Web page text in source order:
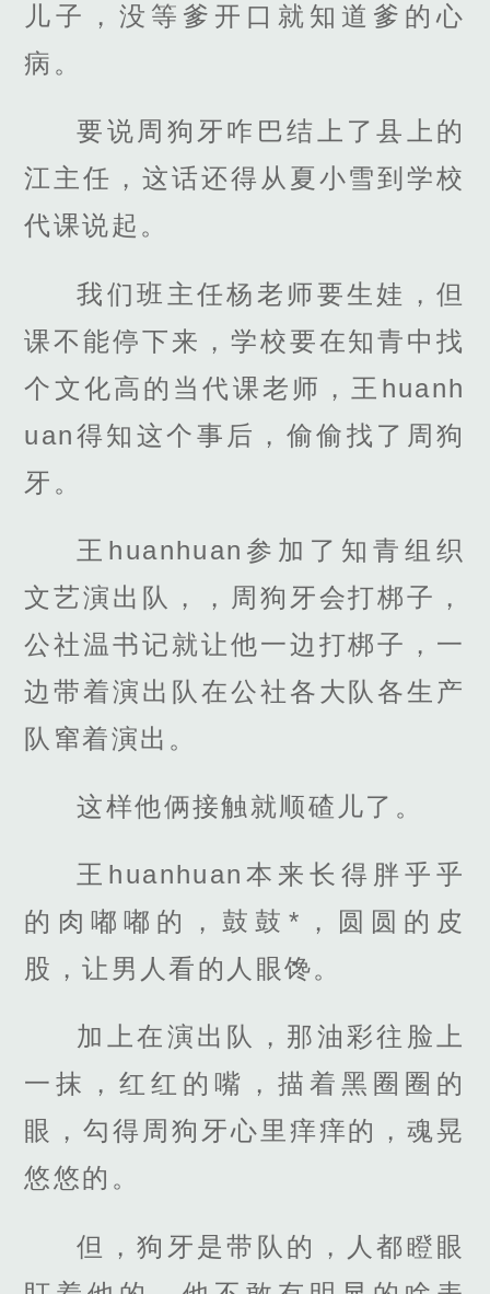
儿子，没等爹开口就知道爹的心
病。
要说周狗牙咋巴结上了县上的
江主任，这话还得从夏小雪到学校
代课说起。
我们班主任杨老师要生娃，但
课不能停下来，学校要在知青中找
个文化高的当代课老师，王huanh
uan得知这个事后，偷偷找了周狗
牙。
王huanhuan参加了知青组织
文艺演出队，，周狗牙会打梆子，
公社温书记就让他一边打梆子，一
边带着演出队在公社各大队各生产
队窜着演出。
这样他俩接触就顺碴儿了。
王huanhuan本来长得胖乎乎
的肉嘟嘟的，鼓鼓*，圆圆的皮
股，让男人看的人眼馋。
加上在演出队，那油彩往脸上
一抹，红红的嘴，描着黑圈圈的
眼，勾得周狗牙心里痒痒的，魂晃
悠悠的。
但，狗牙是带队的，人都瞪眼